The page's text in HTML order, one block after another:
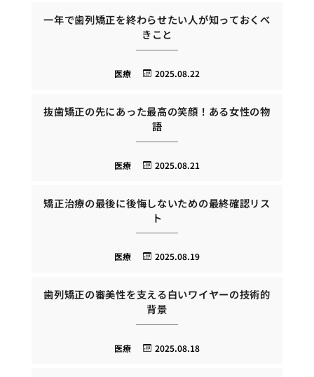
一年で歯列矯正を終わらせたい人が知っておくべ
きこと
2025.08.22
医療
抜歯矯正の先にあった最高の笑顔！ある女性の物
語
2025.08.21
医療
矯正治療の最後に後悔しないための最終確認リス
ト
2025.08.19
医療
歯列矯正の審美性を支える白いワイヤーの技術的
背景
2025.08.18
医療